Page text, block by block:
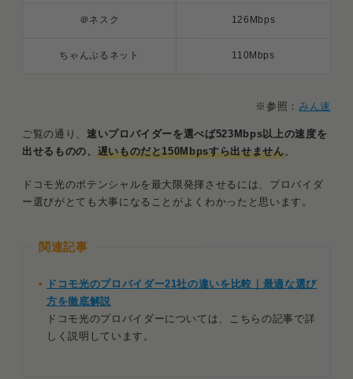
＠ネスク 126Mbps
ちゃんぷるネット 110Mbps
※参照：みん速
ご覧の通り、 速いプロバイダーを選べば523Mbps以上の速度を
出せるものの、 遅いものだと150Mbpsすら出せません。
ドコモ光のポテンシャルを最大限発揮させるには、プロバイダ
ー選びがとても大事になることがよくわかったと思います。
関連記事
ドコモ光のプロバイダー21社の違いを比較｜最適な選び
方を徹底解説
ドコモ光のプロバイダーについては、こちらの記事で詳
しく説明しています。